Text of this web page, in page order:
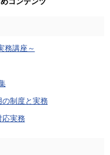
務講座～
の制度と実務
応実務